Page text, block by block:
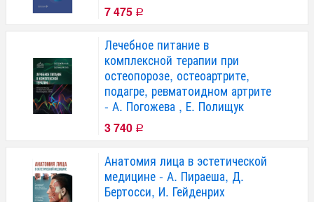
7 475 Р
Лечебное питание в
комплексной терапии при
остеопорозе, остеоартрите,
подагре, ревматоидном артрите
- А. Погожева , Е. Полищук
3 740 Р
Анатомия лица в эстетической
медицине - А. Пираеша, Д.
Бертосси, И. Гейденрих